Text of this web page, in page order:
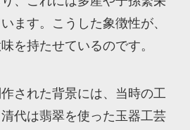
ます。こうした象徴性が、
を持たせているのです。
された背景には、当時の工
代は翡翠を使った玉器工芸